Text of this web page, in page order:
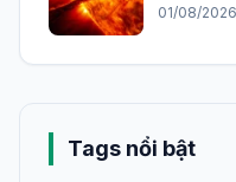
01/08/2026
Tags nổi bật